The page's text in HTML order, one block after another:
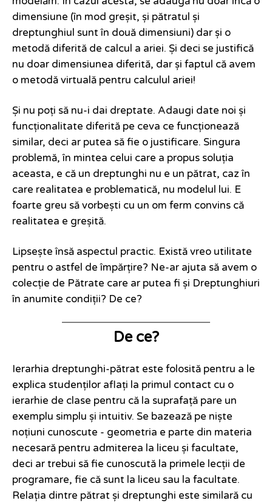
dimensiune (în mod greșit, și pătratul și
dreptunghiul sunt în două dimensiuni) dar și o
metodă diferită de calcul a ariei. Și deci se justifică
nu doar dimensiunea diferită, dar și faptul că avem
o metodă virtuală pentru calculul ariei!
Și nu poți să nu-i dai dreptate. Adaugi date noi și
funcționalitate diferită pe ceva ce funcționează
similar, deci ar putea să fie o justificare. Singura
problemă, în mintea celui care a propus soluția
aceasta, e că un dreptunghi nu e un pătrat, caz în
care realitatea e problematică, nu modelul lui. E
foarte greu să vorbești cu un om ferm convins că
realitatea e greșită.
Lipsește însă aspectul practic. Există vreo utilitate
pentru o astfel de împărțire? Ne-ar ajuta să avem o
colecție de Pătrate care ar putea fi și Dreptunghiuri
în anumite condiții? De ce?
De ce?
Ierarhia dreptunghi-pătrat este folosită pentru a le
explica studenților aflați la primul contact cu o
ierarhie de clase pentru că la suprafață pare un
exemplu simplu și intuitiv. Se bazează pe niște
noțiuni cunoscute - geometria e parte din materia
necesară pentru admiterea la liceu și facultate,
deci ar trebui să fie cunoscută la primele lecții de
programare, fie că sunt la liceu sau la facultate.
Relația dintre pătrat și dreptunghi este similară cu